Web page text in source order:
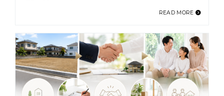
READ MORE